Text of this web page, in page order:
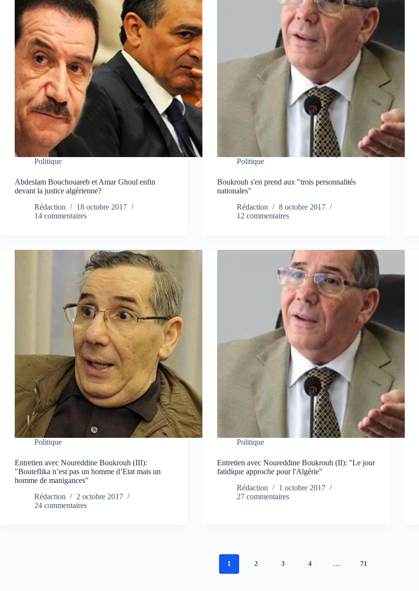
Politique
Abdeslam Bouchouareb et Amar Ghoul enfin
devant la justice algérienne?
Rédaction
18 octobre 2017
14 commentaires
Politique
Boukrouh s'en prend aux "trois personnalités
nationales"
Rédaction
8 octobre 2017
12 commentaires
Politique
Entretien avec Noureddine Boukrouh (III):
"Bouteflika n’est pas un homme d’Etat mais un
homme de manigances"
Rédaction
2 octobre 2017
24 commentaires
Politique
Entretien avec Noureddine Boukrouh (II): "Le jour
fatidique approche pour l'Algérie"
Rédaction
1 octobre 2017
27 commentaires
1 2 3 4 … 71